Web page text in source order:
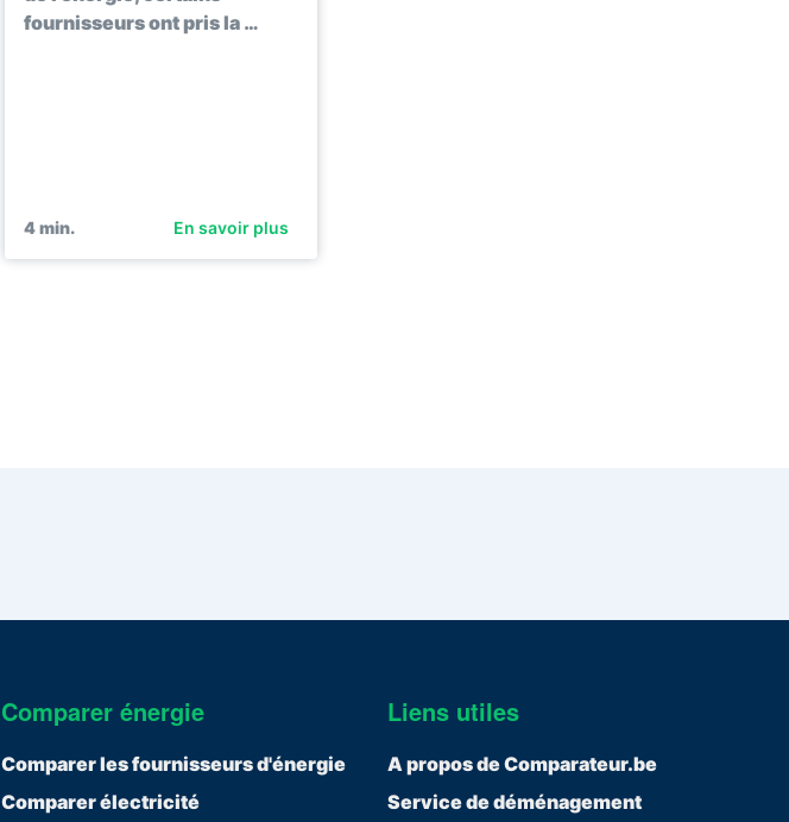
fournisseurs ont pris la …
4min. En savoir plus
Comparer énergie
Comparer les fournisseurs d'énergie
Comparer électricité
Liens utiles
A propos de Comparateur.be
Service de déménagement